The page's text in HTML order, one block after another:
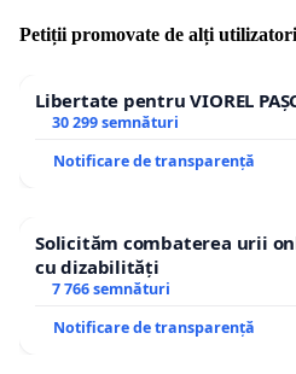
Petiții promovate de alți utilizatori
Libertate pentru VIOREL
30 299 semnături
Notificare de transparență
Solicităm combaterea urii
cu dizabilități
7 766 semnături
Notificare de transparență